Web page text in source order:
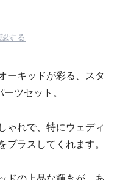
する
ーキッドが彩る、スタ
ツセット。
ゃれで、特にウェディ
プラスしてくれます。
ドの上品な輝きが、あ